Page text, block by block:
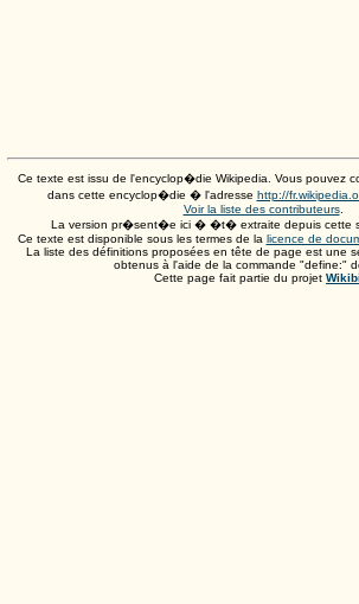
Ce texte est issu de l'encyclop�die Wikipedia. Vous pouvez
dans cette encyclop�die � l'adresse http://
Voir la liste des contributeurs.
La version pr�sent�e ici � �t� extraite depuis cette
Ce texte est disponible sous les termes de la licence de
La liste des définitions proposées en tête de page est une
obtenus à l'aide de la commande "define:"
Cette page fait partie du projet